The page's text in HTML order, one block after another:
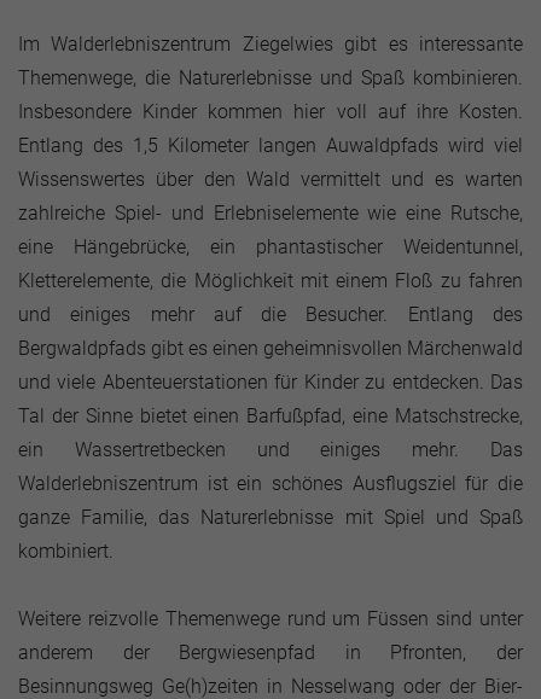
Im Walderlebniszentrum Ziegelwies gibt es interessante
Themenwege, die Naturerlebnisse und Spaß kombinieren.
Insbesondere Kinder kommen hier voll auf ihre Kosten.
Entlang des 1,5 Kilometer langen Auwaldpfads wird viel
Wissenswertes über den Wald vermittelt und es warten
zahlreiche Spiel- und Erlebniselemente wie eine Rutsche,
eine Hängebrücke, ein phantastischer Weidentunnel,
Kletterelemente, die Möglichkeit mit einem Floß zu fahren
und einiges mehr auf die Besucher. Entlang des
Bergwaldpfads gibt es einen geheimnisvollen Märchenwald
und viele Abenteuerstationen für Kinder zu entdecken. Das
Tal der Sinne bietet einen Barfußpfad, eine Matschstrecke,
ein Wassertretbecken und einiges mehr. Das
Walderlebniszentrum ist ein schönes Ausflugsziel für die
ganze Familie, das Naturerlebnisse mit Spiel und Spaß
kombiniert.
Weitere reizvolle Themenwege rund um Füssen sind unter
anderem der Bergwiesenpfad in Pfronten, der
Besinnungsweg Ge(h)zeiten in Nesselwang oder der Bier-